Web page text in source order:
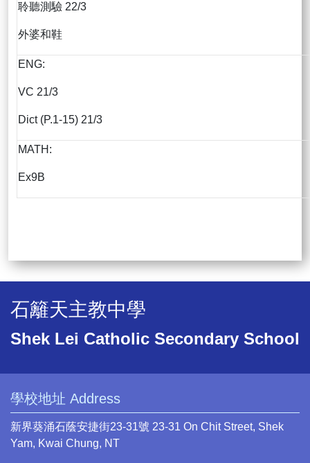
聆聽測驗 22/3
外婆和鞋
ENG:
VC 21/3
Dict (P.1-15) 21/3
MATH:
Ex9B
石籬天主教中學
Shek Lei Catholic Secondary School
學校地址 Address
新界葵涌石蔭安捷街23-31號 23-31 On Chit Street, Shek
Yam, Kwai Chung, NT